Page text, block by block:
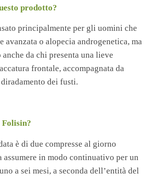
prodotto?
principalmente per gli uomini che
o alopecia androgenetica, ma
anche da chi presenta una lieve
frontale, accompagnata da
dei fusti.
Folisin?
è di due compresse al giorno
assumere in modo continuativo per un
a sei mesi, a seconda dell’entità del